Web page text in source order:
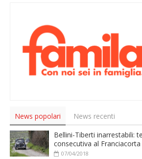
News popolari
News recenti
Bellini-Tiberti inarrestabili:
consecutiva al
07/04/2018